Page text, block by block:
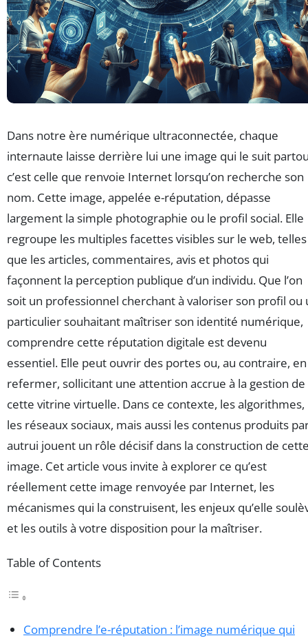
Dans notre ère numérique ultraconnectée, chaque
internaute laisse derrière lui une image qui le suit
c’est celle que renvoie Internet lorsqu’on recherche son
nom. Cette image, appelée e-réputation, dépasse
largement la simple photographie ou le profil social. Elle
regroupe les multiples facettes visibles sur le web, telles
que les articles, commentaires, avis et photos qui
façonnent la perception publique d’un individu. Que l’on
soit un professionnel cherchant à valoriser son profil ou
particulier souhaitant maîtriser son identité numérique,
comprendre cette réputation digitale est devenu
essentiel. Elle peut ouvrir des portes ou, au contraire, en
refermer, sollicitant une attention accrue à la gestion de
cette vitrine virtuelle. Dans ce contexte, les algorithmes,
les réseaux sociaux, mais aussi les contenus produits
autrui jouent un rôle décisif dans la construction de
image. Cet article vous invite à explorer ce qu’est
réellement cette image renvoyée par Internet, les
mécanismes qui la construisent, les enjeux qu’elle
et les outils à votre disposition pour la maîtriser.
Table of Contents
Comprendre l’e-réputation : l’image numérique qui